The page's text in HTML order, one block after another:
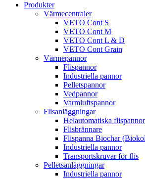
Produkter
Värmecentraler
VETO Cont S
VETO Cont M
VETO Cont L & D
VETO Cont Grain
Värmepannor
Flispannor
Industriella pannor
Pelletspannor
Vedpannor
Varmluftspannor
Flisanläggningar
Helautomatiska flispannor
Flisbrännare
Flispanna Biochar
Industriella pannor
Transportskruvar för flis
Pelletsanläggningar
Industriella pannor